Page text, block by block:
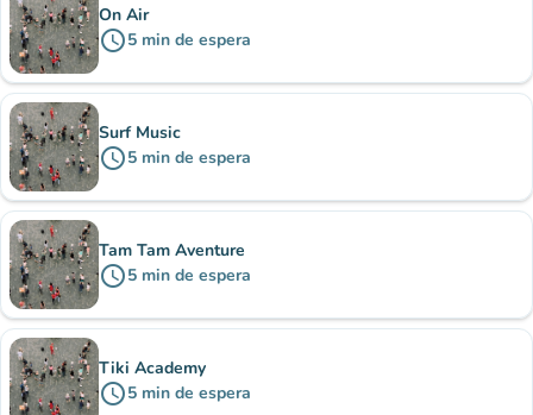
On Air
schedule5 min de espera
Surf Music
schedule5 min de espera
Tam Tam Aventure
schedule5 min de espera
Tiki Academy
schedule5 min de espera